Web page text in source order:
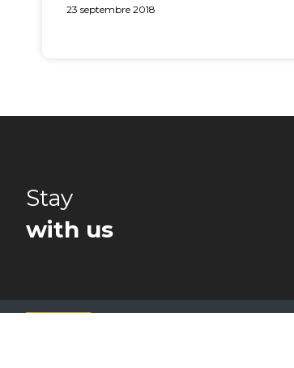
23 septembre 2018
Stay
with us